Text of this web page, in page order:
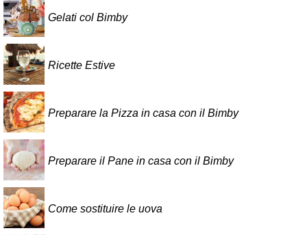
Gelati col Bimby
Ricette Estive
Preparare la Pizza in casa con il Bimby
Preparare il Pane in casa con il Bimby
Come sostituire le uova